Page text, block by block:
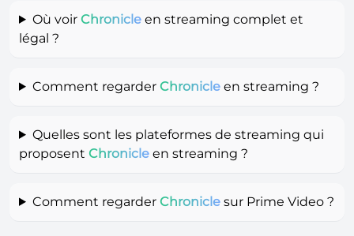
Où voir Chronicleen streaming complet et
légal ?
Comment regarder Chronicleen streaming ?
Quelles sont les plateformes de streaming qui
proposent Chronicle en streaming ?
Comment regarder Chroniclesur Prime Video ?